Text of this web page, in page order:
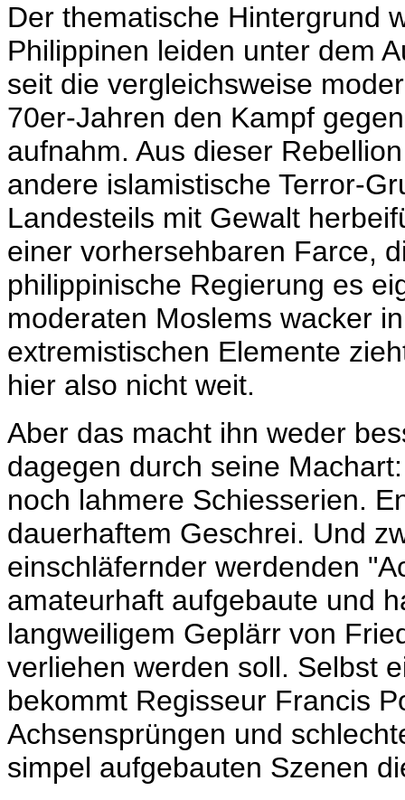
Der thematische Hintergrund
Philippinen leiden unter dem
seit die vergleichsweise
70er-Jahren den Kampf
aufnahm. Aus dieser
andere islamistische Terror-
Landesteils mit Gewalt
einer vorhersehbaren Farce,
philippinische Regierung es
moderaten Moslems wacker
extremistischen Elemente
hier also nicht weit.
Aber das macht ihn weder
dagegen durch seine
noch lahmere Schiesserien.
dauerhaftem Geschrei. Und
einschläfernder werdenden
amateurhaft aufgebaute und
langweiligem Geplärr von
verliehen werden soll. Selbst
bekommt Regisseur Francis
Achsensprüngen und
simpel aufgebauten Szenen